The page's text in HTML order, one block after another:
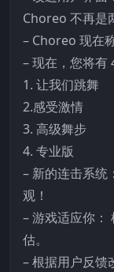
Choreo 不再是
– Choreo 现在
– 现在，您将有
1. 让我们跳舞
2.感受激情
3. 高级舞步
4. 专业版
– 新的连击系统
观！
– 游戏适应你：
估。
– 根据用户反馈